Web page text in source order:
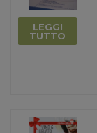
LEGGI
TUTTO